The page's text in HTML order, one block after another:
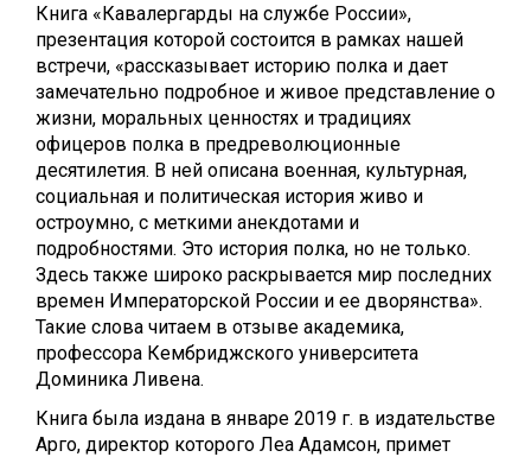
Книга «Кавалергарды на службе России»,
презентация которой состоится в рамках нашей
встречи, «рассказывает историю полка и дает
замечательно подробное и живое представление о
жизни, моральных ценностях и традициях
офицеров полка в предреволюционные
десятилетия. В ней описана военная, культурная,
социальная и политическая история живо и
остроумно, с меткими анекдотами и
подробностями. Это история полка, но не только.
Здесь также широко раскрывается мир последних
времен Императорской России и ее дворянства».
Такие слова читаем в отзыве академика,
профессора Кембриджского университета
Доминика Ливена.
Книга была издана в январе 2019 г. в издательстве
Арго, директор которого Леа Адамсон, примет